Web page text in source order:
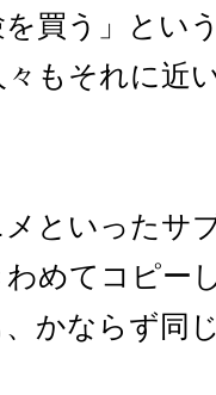
を買う」とい
もそれに近
といったサ
めてコピー
かならず同